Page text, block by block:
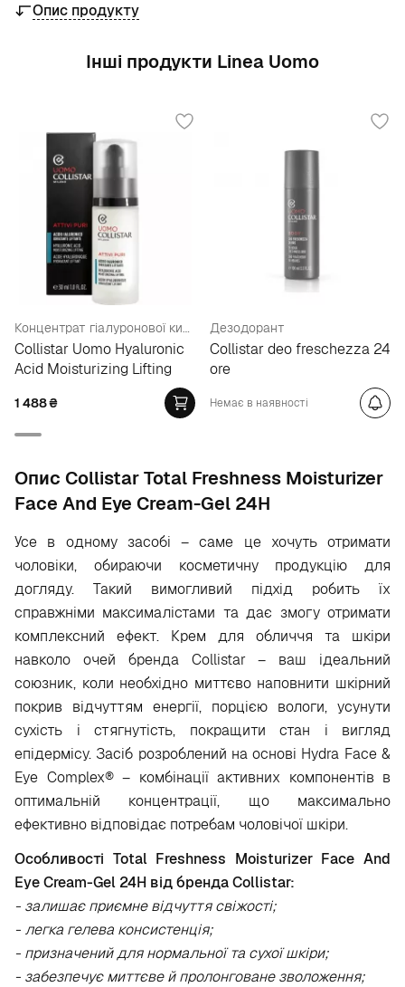
Опис продукту
Інші продукти Linea Uomo
Концентрат гіалуронової кислоти
Collistar Uomo Hyaluronic
Acid Moisturizing Lifting
1 488₴
Дезодорант
Collistar deo freschezza 24
ore
Немає в наявності
Опис Collistar Total Freshness Moisturizer
Face And Eye Cream-Gel 24H
Усе в одному засобі – саме це хочуть отримати
чоловіки, обираючи косметичну продукцію для
догляду. Такий вимогливий підхід робить їх
справжніми максималістами та дає змогу отримати
комплексний ефект. Крем для обличчя та шкіри
навколо очей бренда Collistar – ваш ідеальний
союзник, коли необхідно миттєво наповнити шкірний
покрив відчуттям енергії, порцією вологи, усунути
сухість і стягнутість, покращити стан і вигляд
епідермісу. Засіб розроблений на основі Hydra Face &
Eye Complex® – комбінації активних компонентів в
оптимальній концентрації, що максимально
ефективно відповідає потребам чоловічої шкіри.
Особливості Total Freshness Moisturizer Face And
Eye Cream-Gel 24H від бренда Collistar:
- залишає приємне відчуття свіжості;
- легка гелева консистенція;
- призначений для нормальної та сухої шкіри;
- забезпечує миттєве й пролонговане зволоження;